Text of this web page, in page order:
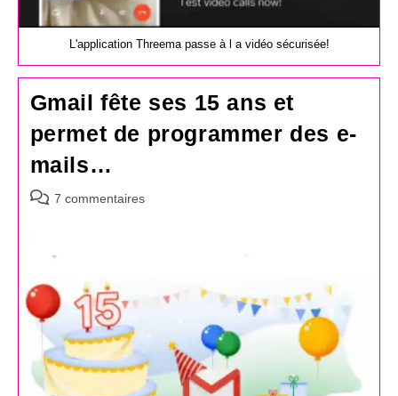
L'application Threema passe à l a vidéo sécurisée!
Gmail fête ses 15 ans et
permet de programmer des e-
mails…
Commentaires
publication :
7 commentaires